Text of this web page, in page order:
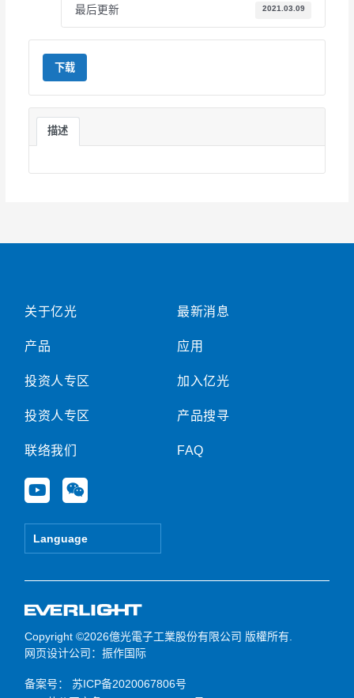
最后更新 2021.03.09
下载
描述
关于亿光
产品
投资人专区
投资人专区
联络我们
Y
o
u
e
W
e
i
Language
最新消息
应用
加入亿光
产品搜寻
FAQ
Copyright ©2026億光電子工業股份有限公司 版權所有.
网页设计公司 ：振作国际
备案号：
苏ICP备2020067806号